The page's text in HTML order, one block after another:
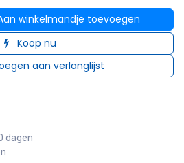
winkelmandje toevoegen
Koop nu
aan verlanglijst
dagen